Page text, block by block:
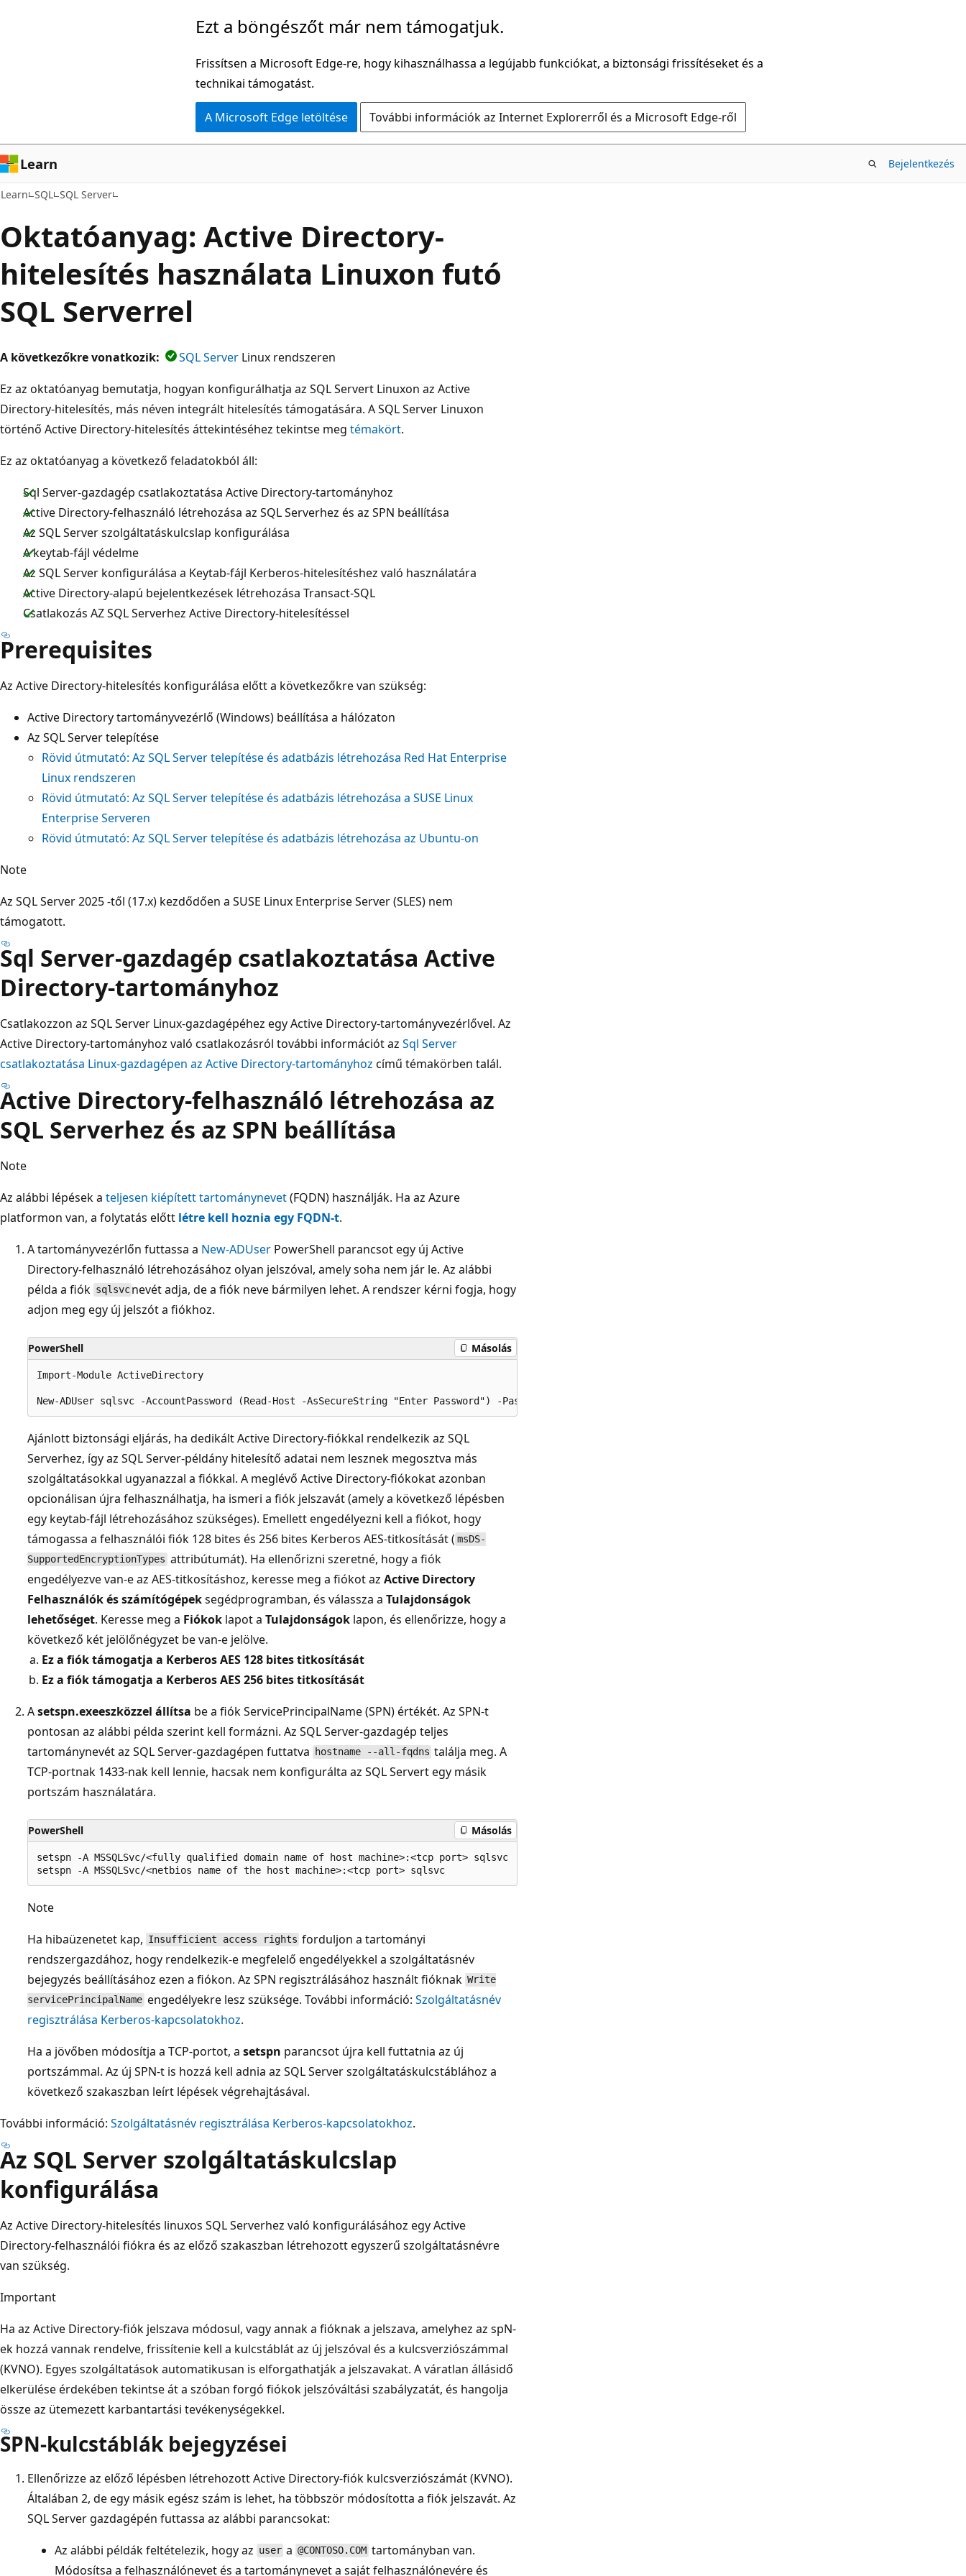
Ezt a böngészőt már nem támogatjuk.
Frissítsen a Microsoft Edge-re, hogy kihasználhassa a legújabb funkciókat, a biztonsági frissítéseket és a
technikai támogatást.
A Microsoft Edge letöltése További információk az Internet Explorerről és a Microsoft Edge-ről
Learn Bejelentkezés
Learn SQL SQL Server
Oktatóanyag: Active Directory-
hitelesítés használata Linuxon futó
SQL Serverrel
A következőkre vonatkozik: SQL Server Linux rendszeren
Ez az oktatóanyag bemutatja, hogyan konfigurálhatja az SQL Servert Linuxon az Active
Directory-hitelesítés, más néven integrált hitelesítés támogatására. A SQL Server Linuxon
történő Active Directory-hitelesítés áttekintéséhez tekintse meg témakört.
Ez az oktatóanyag a következő feladatokból áll:
Sql Server-gazdagép csatlakoztatása Active Directory-tartományhoz
Active Directory-felhasználó létrehozása az SQL Serverhez és az SPN beállítása
Az SQL Server szolgáltatáskulcslap konfigurálása
A keytab-fájl védelme
Az SQL Server konfigurálása a Keytab-fájl Kerberos-hitelesítéshez való használatára
Active Directory-alapú bejelentkezések létrehozása Transact-SQL
Csatlakozás AZ SQL Serverhez Active Directory-hitelesítéssel
Prerequisites
Az Active Directory-hitelesítés konfigurálása előtt a következőkre van szükség:
Active Directory tartományvezérlő (Windows) beállítása a hálózaton
Az SQL Server telepítése
Rövid útmutató: Az SQL Server telepítése és adatbázis létrehozása Red Hat Enterprise
Linux rendszeren
Rövid útmutató: Az SQL Server telepítése és adatbázis létrehozása a SUSE Linux
Enterprise Serveren
Rövid útmutató: Az SQL Server telepítése és adatbázis létrehozása az Ubuntu-on
Note
Az SQL Server 2025 -től (17.x) kezdődően a SUSE Linux Enterprise Server (SLES) nem
támogatott.
Sql Server-gazdagép csatlakoztatása Active
Directory-tartományhoz
Csatlakozzon az SQL Server Linux-gazdagépéhez egy Active Directory-tartományvezérlővel. Az
Active Directory-tartományhoz való csatlakozásról további információt az Sql Server
csatlakoztatása Linux-gazdagépen az Active Directory-tartományhoz című témakörben talál.
Active Directory-felhasználó létrehozása az
SQL Serverhez és az SPN beállítása
Note
Az alábbi lépések a teljesen kiépített tartománynevet(FQDN) használják. Ha az Azure
platformon van, a folytatás előtt létre kell hoznia egy FQDN-t.
A tartományvezérlőn futtassa a New-ADUser PowerShell parancsot egy új Active
Directory-felhasználó létrehozásához olyan jelszóval, amely soha nem jár le. Az alábbi
példa a fiók sqlsvc nevét adja, de a fiók neve bármilyen lehet. A rendszer kérni fogja, hogy
adjon meg egy új jelszót a fiókhoz.
PowerShell Másolás
Import-Module ActiveDirectory
Ajánlott biztonsági eljárás, ha dedikált Active Directory-fiókkal rendelkezik az SQL
Serverhez, így az SQL Server-példány hitelesítő adatai nem lesznek megosztva más
szolgáltatásokkal ugyanazzal a fiókkal. A meglévő Active Directory-fiókokat azonban
opcionálisan újra felhasználhatja, ha ismeri a fiók jelszavát (amely a következő lépésben
egy keytab-fájl létrehozásához szükséges). Emellett engedélyezni kell a fiókot, hogy
támogassa a felhasználói fiók 128 bites és 256 bites Kerberos AES-titkosítását ( msDS-
SupportedEncryptionTypes attribútumát). Ha ellenőrizni szeretné, hogy a fiók
engedélyezve van-e az AES-titkosításhoz, keresse meg a fiókot az Active Directory
Felhasználók és számítógépeksegédprogramban, és válassza a Tulajdonságok
lehetőséget. Keresse meg a Fiókok lapot a Tulajdonságok lapon, és ellenőrizze, hogy a
következő két jelölőnégyzet be van-e jelölve.
Ez a fiók támogatja a Kerberos AES 128 bites titkosítását
Ez a fiók támogatja a Kerberos AES 256 bites titkosítását
Asetspn.exeeszközzel állítsa be a fiók ServicePrincipalName (SPN) értékét. Az SPN-t
pontosan az alábbi példa szerint kell formázni. Az SQL Server-gazdagép teljes
tartománynevét az SQL Server-gazdagépen futtatva
hostname --all-fqdns találja meg. A
TCP-portnak 1433-nak kell lennie, hacsak nem konfigurálta az SQL Servert egy másik
portszám használatára.
PowerShell Másolás
setspn -A MSSQLSvc/<fully qualified domain name of host machine>:<tcp port> sqlsvc
Note
Ha hibaüzenetet kap, Insufficient access rights forduljon a tartományi
rendszergazdához, hogy rendelkezik-e megfelelő engedélyekkel a szolgáltatásnév
bejegyzés beállításához ezen a fiókon. Az SPN regisztrálásához használt fióknak Write
servicePrincipalName engedélyekre lesz szüksége. További információ: Szolgáltatásnév
regisztrálása Kerberos-kapcsolatokhoz.
Ha a jövőben módosítja a TCP-portot, a setspn parancsot újra kell futtatnia az új
portszámmal. Az új SPN-t is hozzá kell adnia az SQL Server szolgáltatáskulcstáblához a
következő szakaszban leírt lépések végrehajtásával.
További információ: Szolgáltatásnév regisztrálása Kerberos-kapcsolatokhoz.
Az SQL Server szolgáltatáskulcslap
konfigurálása
Az Active Directory-hitelesítés linuxos SQL Serverhez való konfigurálásához egy Active
Directory-felhasználói fiókra és az előző szakaszban létrehozott egyszerű szolgáltatásnévre
van szükség.
Important
Ha az Active Directory-fiók jelszava módosul, vagy annak a fióknak a jelszava, amelyhez az spN-
ek hozzá vannak rendelve, frissítenie kell a kulcstáblát az új jelszóval és a kulcsverziószámmal
(KVNO). Egyes szolgáltatások automatikusan is elforgathatják a jelszavakat. A váratlan állásidő
elkerülése érdekében tekintse át a szóban forgó fiókok jelszóváltási szabályzatát, és hangolja
össze az ütemezett karbantartási tevékenységekkel.
SPN-kulcstáblák bejegyzései
Ellenőrizze az előző lépésben létrehozott Active Directory-fiók kulcsverziószámát (KVNO).
Általában 2, de egy másik egész szám is lehet, ha többször módosította a fiók jelszavát. Az
SQL Server gazdagépén futtassa az alábbi parancsokat:
Az alábbi példák feltételezik, hogy az user a @CONTOSO.COM tartományban van.
Módosítsa a felhasználónevet és a tartománynevet a saját felhasználónevére és